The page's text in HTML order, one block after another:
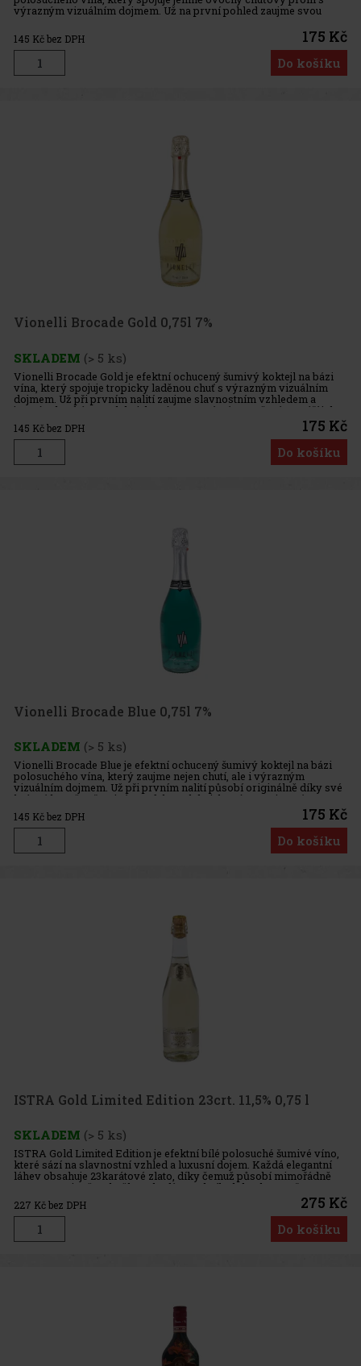
výrazným vizuálním dojmem. Už na první pohled zaujme svou
krásnou barvou a třpytkami v lahvi, které se po jemném otočení ro
145 Kč bez DPH 175 Kč
Do košíku
Vionelli Brocade Gold 0,75l 7%
SKLADEM (> 5 ks)
Vionelli Brocade Gold je efektní ochucený šumivý koktejl na bázi
vína, který spojuje tropicky laděnou chuť s výrazným vizuálním
dojmem. Už při prvním nalití zaujme slavnostním vzhledem a
jemným brokátem v lahvi, který se po mírném otočení rozzáří jak
145 Kč bez DPH 175 Kč
Do košíku
Vionelli Brocade Blue 0,75l 7%
SKLADEM (> 5 ks)
Vionelli Brocade Blue je efektní ochucený šumivý koktejl na bázi
polosuchého vína, který zaujme nejen chutí, ale i výrazným
vizuálním dojmem. Už při prvním nalití působí originálně díky své
krásné barvě a třpytivému efektu v lahvi, který se po jemném
145 Kč bez DPH 175 Kč
Do košíku
ISTRA Gold Limited Edition 23crt. 11,5% 0,75 l
SKLADEM (> 5 ks)
ISTRA Gold Limited Edition je efektní bílé polosuché šumivé víno,
které sází na slavnostní vzhled a luxusní dojem. Každá elegantní
láhev obsahuje 23karátové zlato, díky čemuž působí mimořádně
reprezentativně a skvěle se hodí pro chvíle, kdy chcete př
227 Kč bez DPH 275 Kč
Do košíku